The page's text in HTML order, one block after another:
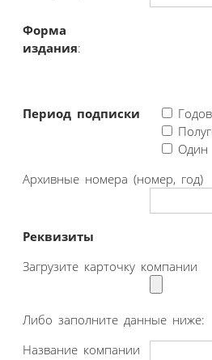
Форма
издания:
Период подписки
Один
Архивные номера (номер, год)
Реквизиты
Загрузите карточку компании
Либо заполните данные ниже:
Название компании